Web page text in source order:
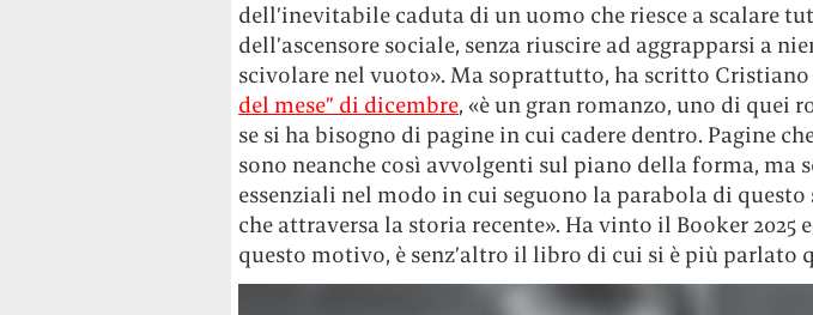
dell’inevitabile caduta di un uomo che riesce a scalare
dell’ascensore sociale, senza riuscire ad aggrapparsi a
scivolare nel vuoto». Ma soprattutto, ha scritto Cristiano
del mese” di dicembre, «è un gran romanzo, uno di quei
se si ha bisogno di pagine in cui cadere dentro. Pagine
sono neanche così avvolgenti sul piano della forma, ma
essenziali nel modo in cui seguono la parabola di
che attraversa la storia recente». Ha vinto il Booker 2025
questo motivo, è senz’altro il libro di cui si è più parlato